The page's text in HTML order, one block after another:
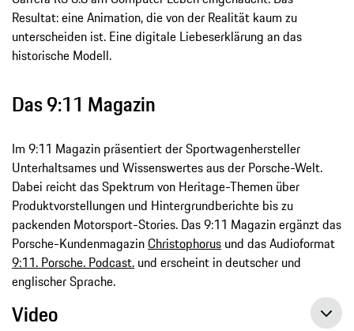
Resultat: eine Animation, die von der Realität kaum zu
unterscheiden ist. Eine digitale Liebeserklärung an das
historische Modell.
Das 9:11 Magazin
Im 9:11 Magazin präsentiert der Sportwagenhersteller
Unterhaltsames und Wissenswertes aus der Porsche-Welt.
Dabei reicht das Spektrum von Heritage-Themen über
Produktvorstellungen und Hintergrundberichte bis zu
packenden Motorsport-Stories. Das 9:11 Magazin ergänzt das
Porsche-KundenmagazinChristophorus und das Audioformat
9:11. Porsche. Podcast. und erscheint in deutscher und
englischer Sprache.
Video